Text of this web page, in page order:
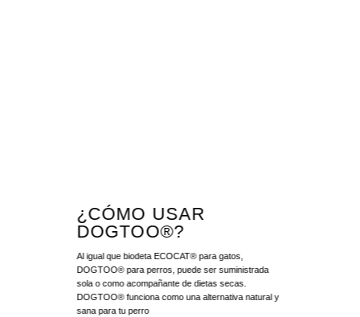
¿CÓMO USAR
DOGTOO®?
Al igual que biodeta ECOCAT® para gatos,
DOGTOO® para perros, puede ser suministrada
sola o como acompañante de dietas secas.
DOGTOO® funciona como una alternativa natural y
sana para tu perro